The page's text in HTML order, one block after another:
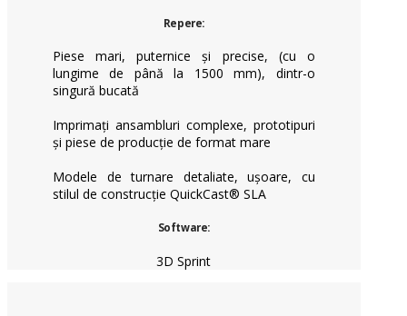
Repere:
Piese mari, puternice și precise, (cu o
lungime de până la 1500 mm), dintr-o
singură bucată
Imprimați ansambluri complexe, prototipuri
și piese de producție de format mare
Modele de turnare detaliate, ușoare, cu
stilul de construcție QuickCast® SLA
Software:
3D Sprint